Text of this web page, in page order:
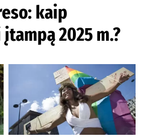
kaip
2025 m.?